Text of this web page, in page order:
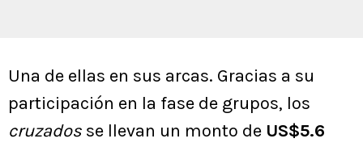
Una de ellas en sus arcas. Gracias a su
participación en la fase de grupos, los
cruzados se llevan un monto de US$5.6